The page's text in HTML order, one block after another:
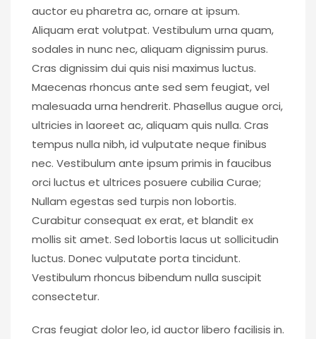
auctor eu pharetra ac, ornare at ipsum.
Aliquam erat volutpat. Vestibulum urna quam,
sodales in nunc nec, aliquam dignissim purus.
Cras dignissim dui quis nisi maximus luctus.
Maecenas rhoncus ante sed sem feugiat, vel
malesuada urna hendrerit. Phasellus augue orci,
ultricies in laoreet ac, aliquam quis nulla. Cras
tempus nulla nibh, id vulputate neque finibus
nec. Vestibulum ante ipsum primis in faucibus
orci luctus et ultrices posuere cubilia Curae;
Nullam egestas sed turpis non lobortis.
Curabitur consequat ex erat, et blandit ex
mollis sit amet. Sed lobortis lacus ut sollicitudin
luctus. Donec vulputate porta tincidunt.
Vestibulum rhoncus bibendum nulla suscipit
consectetur.
Cras feugiat dolor leo, id auctor libero facilisis in.